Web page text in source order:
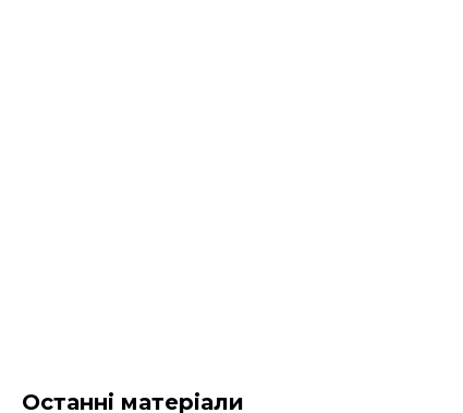
Останні матеріали